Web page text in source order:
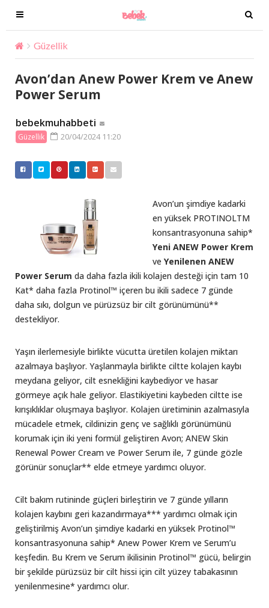
T
o
g
g
e
n
v
i
g
T
o
g
e
i
o
n
Güzellik
Avon’dan Anew Power Krem ve Anew
Power Serum
bebekmuhabbeti
Güzellik 20/04/2024 11:20
Avon’un şimdiye kadarki
en yüksek PROTINOLTM
konsantrasyonuna sahip*
Yeni ANEW Power Krem
ve Yenilenen ANEW
Power Serum da daha fazla ikili kolajen desteği için tam 10
Kat* daha fazla Protinol™ içeren bu ikili sadece 7 günde
daha sıkı, dolgun ve pürüzsüz bir cilt görünümünü**
destekliyor.
Yaşın ilerlemesiyle birlikte vücutta üretilen kolajen miktarı
azalmaya başlıyor. Yaşlanmayla birlikte ciltte kolajen kaybı
meydana geliyor, cilt esnekliğini kaybediyor ve hasar
görmeye açık hale geliyor. Elastikiyetini kaybeden ciltte ise
kırışıklıklar oluşmaya başlıyor. Kolajen üretiminin azalmasıyla
mücadele etmek, cildinizin genç ve sağlıklı görünümünü
korumak için iki yeni formül geliştiren Avon; ANEW Skin
Renewal Power Cream ve Power Serum ile, 7 günde gözle
görünür sonuçlar** elde etmeye yardımcı oluyor.
Cilt bakım rutininde güçleri birleştirin ve 7 günde yılların
kolajen kaybını geri kazandırmaya*** yardımcı olmak için
geliştirilmiş Avon’un şimdiye kadarki en yüksek Protinol™
konsantrasyonuna sahip* Anew Power Krem ve Serum’u
keşfedin. Bu Krem ve Serum ikilisinin Protinol™ gücü, belirgin
bir şekilde pürüzsüz bir cilt hissi için cilt yüzey tabakasının
yenilenmesine* yardımcı olur.